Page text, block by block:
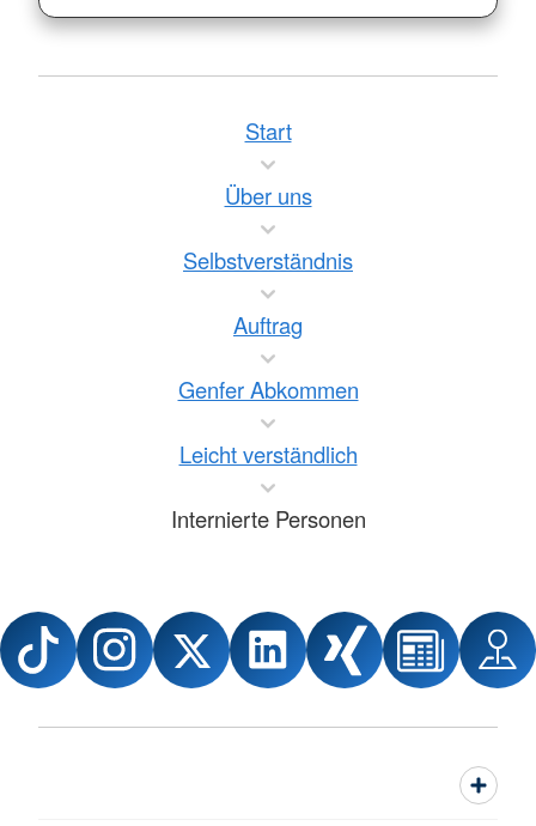
Start
Über uns
Selbstverständnis
Auftrag
Genfer Abkommen
Leicht verständlich
Internierte Personen